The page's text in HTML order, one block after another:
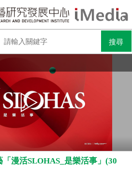
漫活SLOHAS_是樂活事」(30